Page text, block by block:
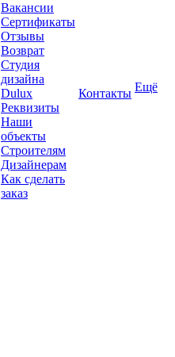
Вакансии
Сертификаты
Отзывы
Возврат
Студия
дизайна
Dulux
Реквизиты
Наши
объекты
Строителям
Дизайнерам
Как сделать
заказ
Контакты Ещё